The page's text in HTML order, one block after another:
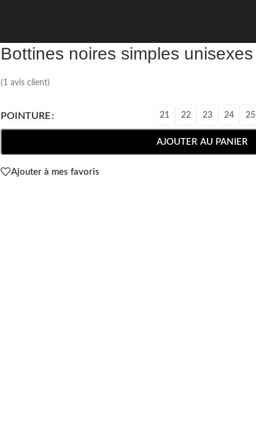
Bottines noires simples unisexes
(1 avis client)
POINTURE 21 22 23 24 25
AJOUTER AU PANIER
Ajouter à mes favoris